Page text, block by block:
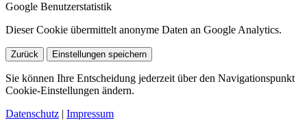
Google Benutzerstatistik
Dieser Cookie übermittelt anonyme Daten an Google Analytics.
Zurück Einstellungen speichern
Sie können Ihre Entscheidung jederzeit über den Navigationspunkt
Cookie-Einstellungen ändern.
Datenschutz | Impressum